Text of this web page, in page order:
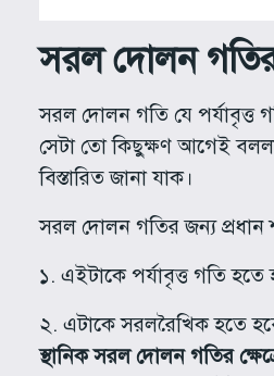
সরল দোলন গতির
সরল দোলন গতি যে পর্যাবৃত্ত
সেটা তো কিছুক্ষণ আগেই
বিস্তারিত জানা যাক।
সরল দোলন গতির জন্য
১. এইটাকে পর্যাবৃত্ত গতি হতে
২. এটাকে সরলরৈখিক হতে
স্থানিক সরল দোলন গতির